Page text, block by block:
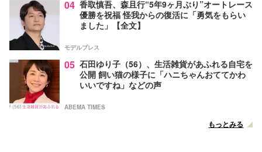
04 香取慎吾、森且行“5年9ヶ月ぶり”オートレース
優勝を祝福 怪我からの復活に「勇気をもらい
ました」【全文】
モデルプレス
05 石田ゆり子（56）、生活雑貨があふれる自宅を
公開 飼い猫の様子に「ハニちゃんおててかわ
いいですね」などの声
ABEMA TIMES
もっとみる